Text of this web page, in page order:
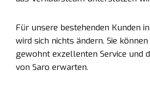
Für unsere bestehenden Kunden
wird sich nichts ändern. Sie
gewohnt exzellenten Service und
von Saro erwarten.